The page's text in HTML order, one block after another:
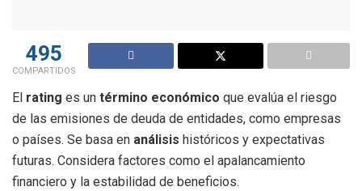
495
COMPARTIDOS
El rating es un término económico que evalúa el riesgo
de las emisiones de deuda de entidades, como empresas
o países. Se basa en análisis históricos y expectativas
futuras. Considera factores como el apalancamiento
financiero y la estabilidad de beneficios.